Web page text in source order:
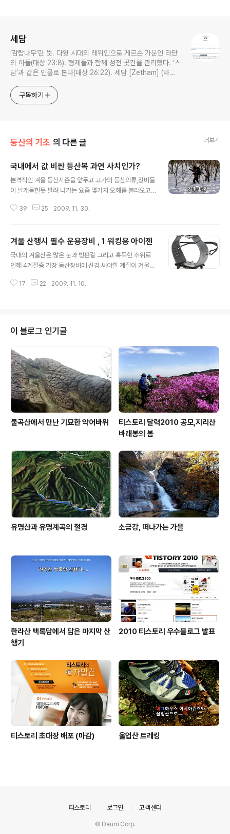
세담
‘감람나무’란 뜻. 다윗 시대의 레위인으로 게르손 가문인 라단
의 아들(대상 23:8). 형제들과 함께 성전 곳간을 관리했다. ‘스
담’과 같은 인물로 본다(대상 26:22). 세담 [Zetham] (라이
구독하기
등산의 기초 의 다른 글 더보기
국내에서 값 비싼 등산복 과연 사치인가?
본격적인 겨울 등산시즌을 앞두고 고가의 등산의류,장비들
이 날개돋힌듯 팔려 나가는 요즘 몇가지 오해를 불러오고
은 고,설산에서나 필요할것 같은 고가의 장비들을 굳이 비
벌,한켤레에 수십만원 이상 가는 의류와 등산화등을 구매
하는 것은 낭비가 아닌가? 하는 지적 그리고 산중에서 고가
의 외제 브랜드나 장비로 폼이나 잡으려 하는건 아닌가? 하
한 오해들은 등산을 다니지 않는 사람이거나 겨울등산의
39 25 2009. 11. 30.
겨울 산행시 필수 운용장비 , 1 워킹용 아이젠
국내의 겨울산은 많은 눈과 빙판길 그리고 혹독한 추위로
인해 4계절중 가장 등산장비에 신경 써야할 계절이 겨울산
를 필요로 하지만 그중에도 워킹용 아이젠은 필수품목 제1
에 겨울 등산에서는 단 한번을 사용하더라도 항상 휴대해
야 하는 필수품이 워킹용 아이젠이다. 아마추어 들이 사용
하는 아이젠은 등산화 밑에 착용하는 미끄럼 방지용의 장
비로서 원래는 슈타이크아이젠(Steigeisen)인데 약칭으
로 아이젠이라고 부르고 있으며 발톱의 숫자에 따라 4발,6
발등으로.....형태와 구성에 따라 체인형,짚신형..
17 22 2009. 11. 10.
이 블로그 인기글
불곡산에서 만난 기묘한 악어바위
티스토리 달력2010 공모,지리산
바래봉의 봄
유명산과 유명계곡의 절경 소금강, 떠나가는 가을
한라산 백록담에서 담은 마지막 산
행기
2010 티스토리 우수블로그 발표
티스토리 초대장 배포 (마감) 울업산 트레킹
티스토리 로그인 고객센터
© Daum Corp.